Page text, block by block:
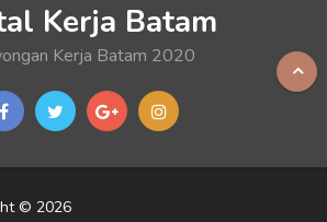
Kerja Batam
Kerja Batam 2020
© 2026